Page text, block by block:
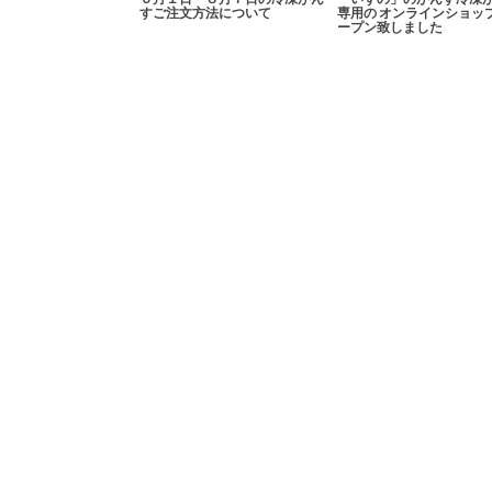
すご注文方法について
専用の オンラインショッ
ープン致しました